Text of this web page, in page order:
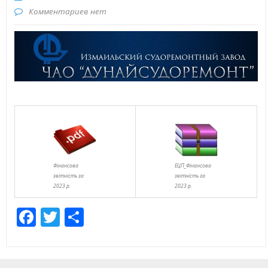
Комментариев нет
Фінансова
звітність за
2023 р.
ЕЦП_Фінансова
звітність за
2023 р.
Facebook
Twitter
Отправить